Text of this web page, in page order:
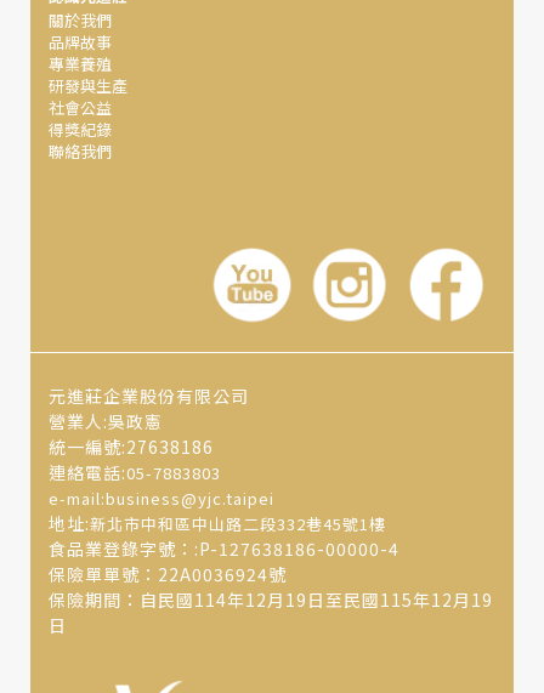
關於我們
品牌故事
專業養殖
研發與生產
社會公益
得獎紀錄
聯絡我們
元進莊企業股份有限公司
營業人:吳政憲
統一編號:27638186
連絡電話:05-7883803
e-mail:business@yjc.taipei
地址:新北市中和區中山路二段332巷45號1樓
食品業登錄字號：:P-127638186-00000-4
保險單單號：22A0036924號
保險期間：自民國114年12月19日至民國115年12月19
日